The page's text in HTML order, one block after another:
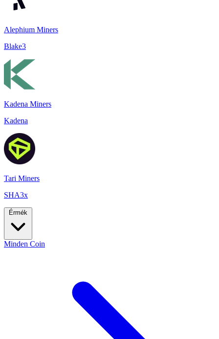
Alephium Miners
Blake3
Kadena Miners
Kadena
Tari Miners
SHA3x
Érmék
Minden Coin